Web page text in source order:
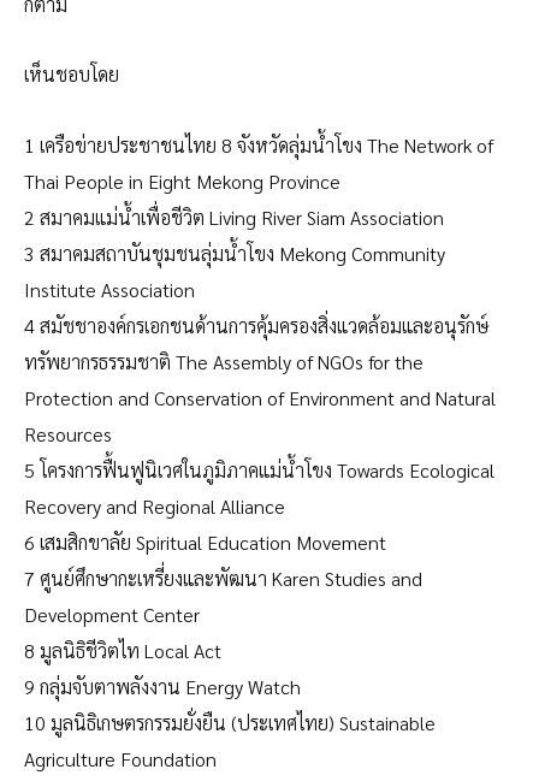
เห็นชอบโดย
1 เครือข่ายประชาชนไทย 8 จังหวัดลุ่มน้ำโขง The Network of
Thai People in Eight Mekong Province
2 สมาคมแม่น้ำเพื่อชีวิต Living River Siam Association
3 สมาคมสถาบันชุมชนลุ่มน้ำโขง Mekong Community
Institute Association
4 สมัชชาองค์กรเอกชนด้านการคุ้มครองสิ่งแวดล้อมและอนุรักษ์
ทรัพยากรธรรมชาติ The Assembly of NGOs for the
Protection and Conservation of Environment and Natural
Resources
5 โครงการฟื้นฟูนิเวศในภูมิภาคแม่น้ำโขง Towards Ecological
Recovery and Regional Alliance
6 เสมสิกขาลัย Spiritual Education Movement
7 ศูนย์ศึกษากะเหรี่ยงและพัฒนา Karen Studies and
Development Center
8 มูลนิธิชีวิตไท Local Act
9 กลุ่มจับตาพลังงาน Energy Watch
10 มูลนิธิเกษตรกรรมยั่งยืน (ประเทศไทย) Sustainable
Agriculture Foundation